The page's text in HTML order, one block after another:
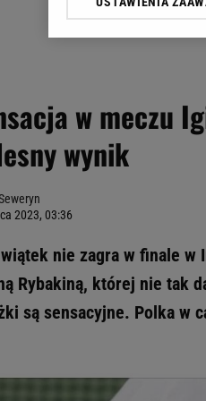
w meczu
wynik
2023, 03:36
nie zagra w finale w
Rybakiną, której nie tak
są sensacyjne. Polka w
Klikając „Akceptuję”
Zaufanych Partnerów i
My, nasi Zaufani
Użycie dokładnych
Przechowywanie